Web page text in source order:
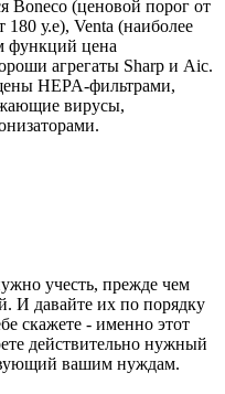
Boneco (ценовой порог от
у.е), Venta (наиболее
функций цена
агрегаты Sharp и Aic.
HEPA-фильтрами,
вирусы,
учесть, прежде чем
И давайте их по порядку
скажете - именно этот
действительно нужный
вашим нуждам.